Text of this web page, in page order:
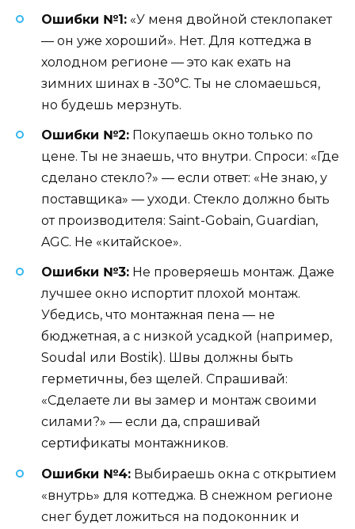
Ошибки №1: «У меня двойной стеклопакет
— он уже хороший». Нет. Для коттеджа в
холодном регионе — это как ехать на
зимних шинах в -30°C. Ты не сломаешься,
но будешь мерзнуть.
Ошибки №2: Покупаешь окно только по
цене. Ты не знаешь, что внутри. Спроси: «Где
сделано стекло?» — если ответ: «Не знаю, у
поставщика» — уходи. Стекло должно быть
от производителя: Saint-Gobain, Guardian,
AGC. Не «китайское».
Ошибки №3: Не проверяешь монтаж. Даже
лучшее окно испортит плохой монтаж.
Убедись, что монтажная пена — не
бюджетная, а с низкой усадкой (например,
Soudal или Bostik). Швы должны быть
герметичны, без щелей. Спрашивай:
«Сделаете ли вы замер и монтаж своими
силами?» — если да, спрашивай
сертификаты монтажников.
Ошибки №4: Выбираешь окна с открытием
«внутрь» для коттеджа. В снежном регионе
снег будет ложиться на подоконник и